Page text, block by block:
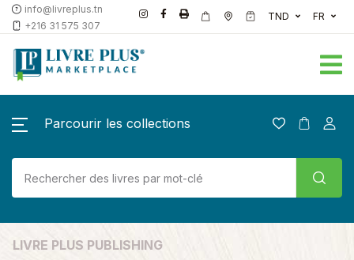
info@livreplus.tn
+216 31 575 307
TND FR
Parcourir les collections
LIVRE PLUS PUBLISHING